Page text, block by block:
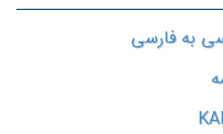
به فارسی